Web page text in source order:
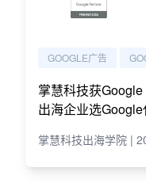
GOOGLE广告
掌慧科技获
出海企业选
掌慧科技出海学院 |